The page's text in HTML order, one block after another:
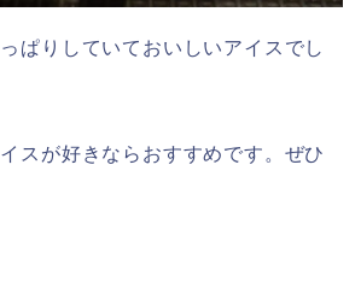
ぱりしていておいしいアイスでし
スが好きならおすすめです。ぜひ